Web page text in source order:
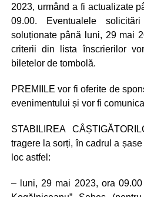
2023, urmând a fi actualizate
09.00. Eventualele
soluționate până luni, 29 mai
criterii din lista înscrierilor
biletelor de tombolă.
PREMIILE vor fi oferite de
evenimentului și vor fi
STABILIREA
tragere la sorți, în cadrul a
loc astfel:
– luni, 29 mai 2023, ora